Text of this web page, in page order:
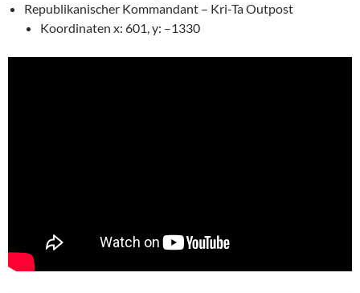
Republikanischer Kommandant – Kri-Ta Outpost
Koordinaten x: 601, y: –1330